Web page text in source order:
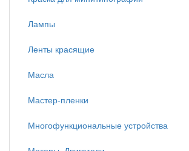
Лампы
Ленты красящие
Масла
Мастер-пленки
Многофункциональные устройства